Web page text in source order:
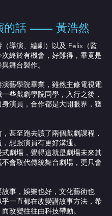
的話 —— 黃浩然
導演、編劇）以及 Felix（監
終於有機會，好難得，畢竟是
舞台製作。
藝學院畢業，雖然主修電視電
些戲劇學院同學，入行之後，
演員，合作都是大開眼界，獲
甚至跑去讀了兩個戲劇課程，
想跟演員有更好溝通。
劇場，覺得這就是劇場未來其
會取代傳統舞台劇場，更只會
故事，娛樂也好，文化藝術也
一直都在改變講故事方法，希
改變往往由科技帶動。